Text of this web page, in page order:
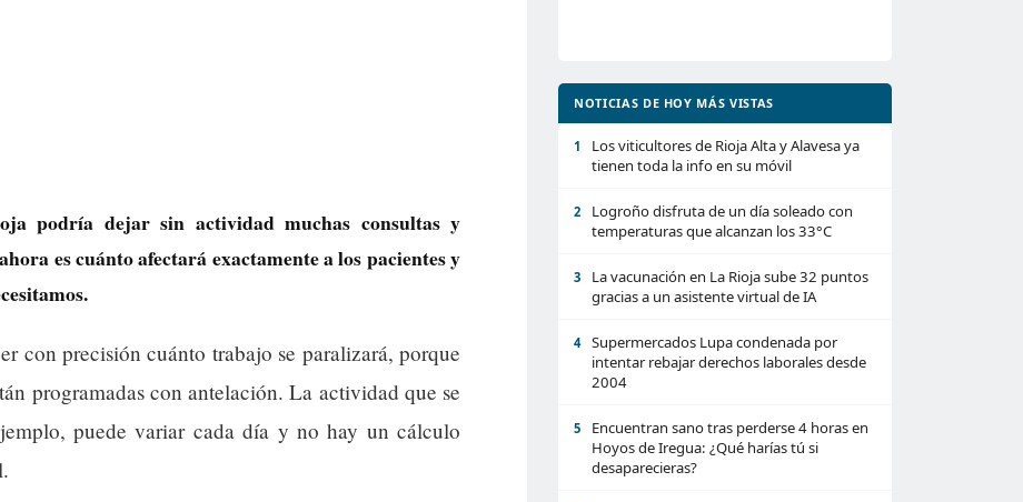
podría dejar sin actividad muchas consultas y
es cuánto afectará exactamente a los pacientes y
con precisión cuánto trabajo se paralizará, porque
programadas con antelación. La actividad que se
puede variar cada día y no hay un cálculo
NOTICIAS DE HOY MÁS VISTAS
1
Los viticultores de Rioja Alta y Alavesa ya
tienen toda la info en su móvil
2
Logroño disfruta de un día soleado con
temperaturas que alcanzan los 33°C
3
La vacunación en La Rioja sube 32 puntos
gracias a un asistente virtual de IA
4
Supermercados Lupa condenada por
intentar rebajar derechos laborales desde
2004
5
Encuentran sano tras perderse 4 horas en
Hoyos de Iregua: ¿Qué harías tú si
desaparecieras?